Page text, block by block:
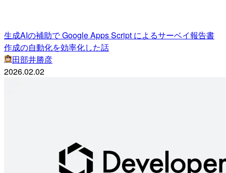
生成AIの補助で Google Apps Script によるサーベイ報告書
作成の自動化を効率化した話
田部井勝彦
2026.02.02